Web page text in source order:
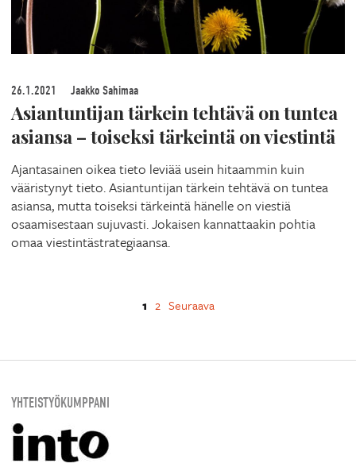
26.1.2021 Jaakko Sahimaa
Asiantuntijan tärkein tehtävä on tuntea
asiansa – toiseksi tärkeintä on viestintä
Ajantasainen oikea tieto leviää usein hitaammin kuin
vääristynyt tieto. Asiantuntijan tärkein tehtävä on tuntea
asiansa, mutta toiseksi tärkeintä hänelle on viestiä
osaamisestaan sujuvasti. Jokaisen kannattaakin pohtia
omaa viestintästrategiaansa.
1 2 Seuraava
YHTEISTYÖKUMPPANI